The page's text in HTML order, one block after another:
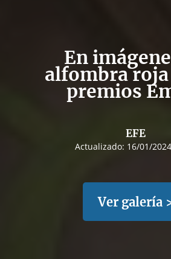
En
alfombra roja
premios
EFE
Actualizado: 16/01/
Ver galería